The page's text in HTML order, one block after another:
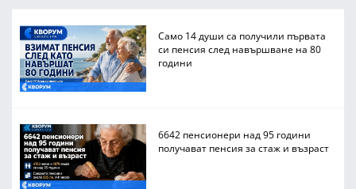
Само 14 души са получили първата
си пенсия след навършване на 80
години
6642 пенсионери над 95 години
получават пенсия за стаж и възраст